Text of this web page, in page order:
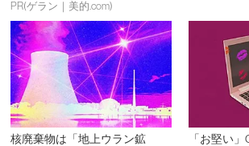
PR(ゲラン｜美的.com)
核廃棄物は「地上ウラン鉱
「お堅い